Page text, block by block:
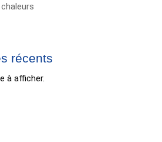
récents
à afficher.